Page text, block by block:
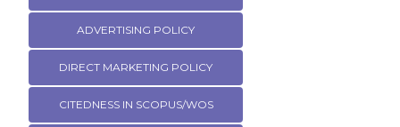
ADVERTISING POLICY
DIRECT MARKETING POLICY
CITEDNESS IN SCOPUS/WOS